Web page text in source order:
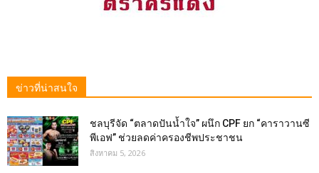
ข่าวที่น่าสนใจ
ชลบุรีจัด “ตลาดปันน้ำใจ” ผนึก CPF ยก “คาราวานซี
พีเอฟ” ช่วยลดค่าครองชีพประชาชน
สิงหาคม 5, 2026